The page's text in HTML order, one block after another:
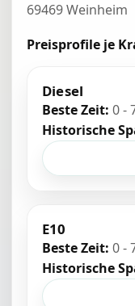
69469 Weinheim
Preisprofile je
Diesel
Beste Zeit: 0 -
Historische
E10
Beste Zeit: 0 -
Historische